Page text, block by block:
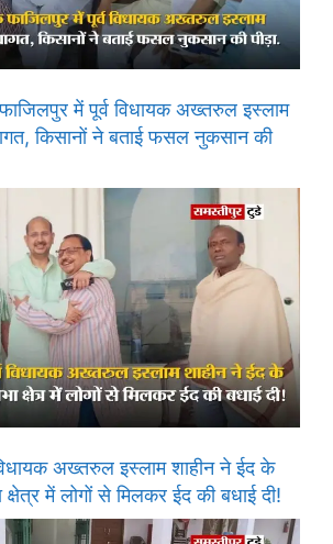
में पूर्व विधायक अख्तरुल इस्लाम
किसानों ने बताई फसल नुकसान की
अख्तरुल इस्लाम शाहीन ने ईद के
क्षेत्र में लोगों से मिलकर ईद की बधाई दी!